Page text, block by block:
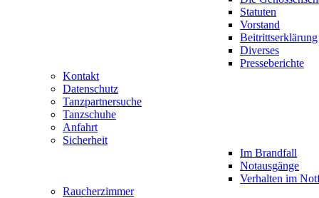
Statuten
Vorstand
Beitrittserklärung
Diverses
Presseberichte
Kontakt
Datenschutz
Tanzpartnersuche
Tanzschuhe
Anfahrt
Sicherheit
Im Brandfall
Notausgänge
Verhalten im
Raucherzimmer